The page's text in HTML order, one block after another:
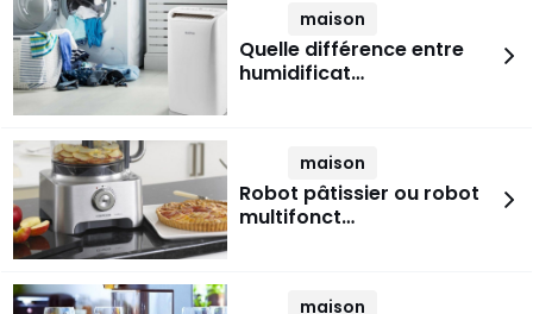
maison
Quelle différence entre
humidificat…
maison
Robot pâtissier ou robot
multifonct…
maison